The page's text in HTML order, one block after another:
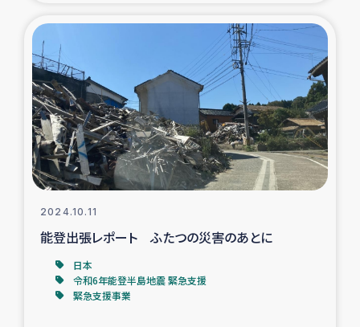
タイ国境ミャンマー移民子ども支援
漁民によるマングローブ植林活動
レバノンでのシリア難民への食糧・越冬支援
レバノンにおける緊急支援
レバノンでのシリア難民への教育支援事業
レバノンでのシリア難民・レバノン人への農業支援
海外ルーツの市民との共生
2024.10.11
能登出張レポート ふたつの災害のあとに
日本
令和6年能登半島地震 緊急支援
緊急支援事業